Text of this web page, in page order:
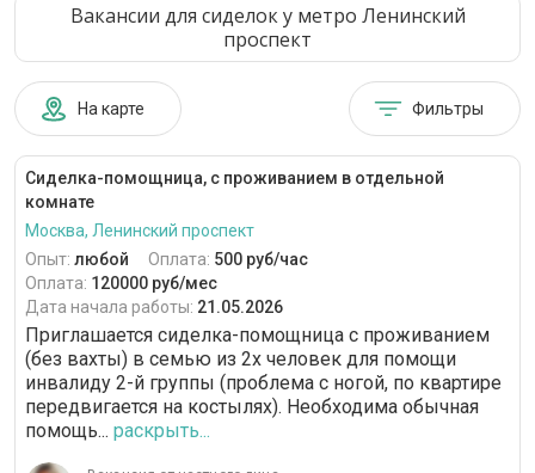
Вакансии для сиделок у метро Ленинский
проспект
На карте Фильтры
Сиделка-помощница, с проживанием в отдельной
комнате
Москва, Ленинский проспект
Опыт: любой Оплата: 500 руб/час
Оплата: 120000 руб/мес
Дата начала работы: 21.05.2026
Приглашается сиделка-помощница с проживанием
(без вахты) в семью из 2х человек для помощи
инвалиду 2-й группы (проблема с ногой, по квартире
передвигается на костылях). Необходима обычная
помощь... раскрыть...